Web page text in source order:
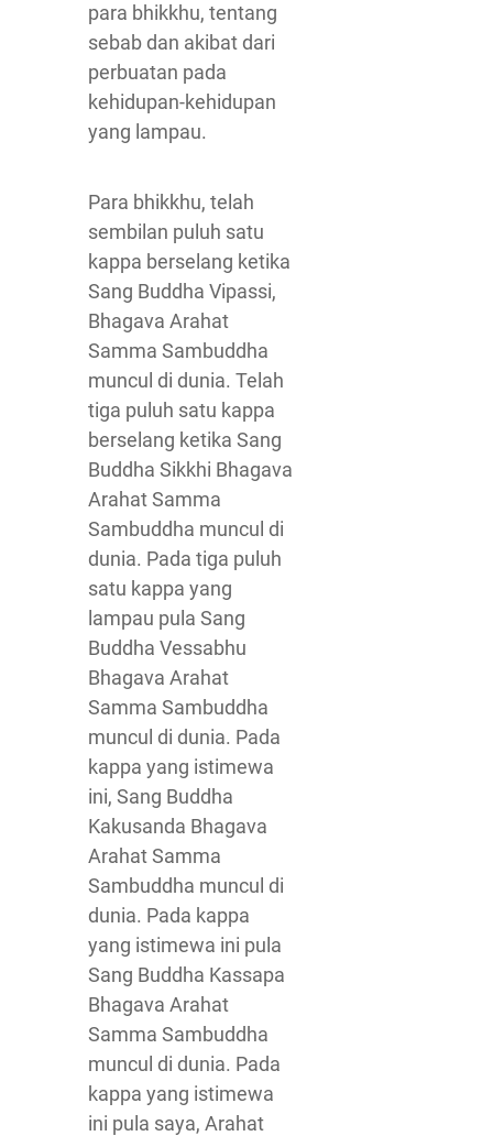
para bhikkhu, tentang
sebab dan akibat dari
perbuatan pada
kehidupan-kehidupan
yang lampau.
Para bhikkhu, telah
sembilan puluh satu
kappa berselang ketika
Sang Buddha Vipassi,
Bhagava Arahat
Samma Sambuddha
muncul di dunia. Telah
tiga puluh satu kappa
berselang ketika Sang
Buddha Sikkhi Bhagava
Arahat Samma
Sambuddha muncul di
dunia. Pada tiga puluh
satu kappa yang
lampau pula Sang
Buddha Vessabhu
Bhagava Arahat
Samma Sambuddha
muncul di dunia. Pada
kappa yang istimewa
ini, Sang Buddha
Kakusanda Bhagava
Arahat Samma
Sambuddha muncul di
dunia. Pada kappa
yang istimewa ini pula
Sang Buddha Kassapa
Bhagava Arahat
Samma Sambuddha
muncul di dunia. Pada
kappa yang istimewa
ini pula saya, Arahat